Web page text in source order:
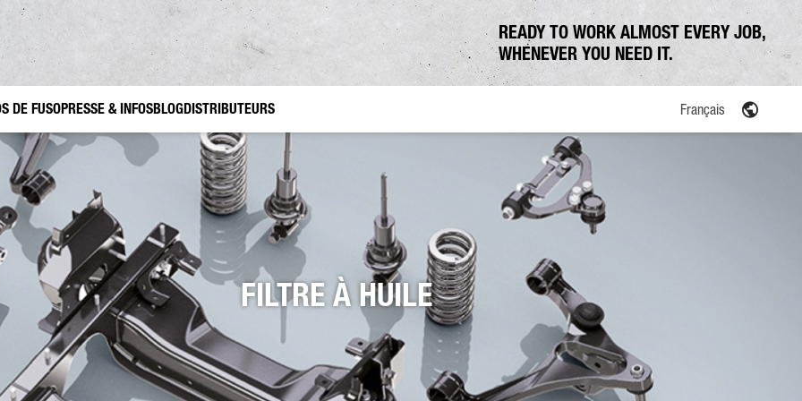
READY TO WORK ALMOST EVERY JOB,
WHENEVER YOU NEED IT.
Trafic de construction Jardinage et aménagement paysager Utilisation communale
d’origine FUSO Canter TFI FUSO Value Parts
DE FUSOPRESSE & INFOSBLOGDISTRIBUTEURS Français
FILTRE À HUILE